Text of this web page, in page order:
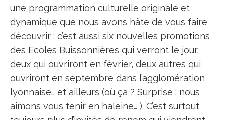
une programmation culturelle originale et
dynamique que nous avons hâte de vous faire
découvrir ; c’est aussi six nouvelles promotions
des Ecoles Buissonnières qui verront le jour,
deux qui ouvriront en février, deux autres qui
ouvriront en septembre dans l’agglomération
lyonnaise… et ailleurs (où ça ? Surprise : nous
aimons vous tenir en haleine… ). C’est surtout